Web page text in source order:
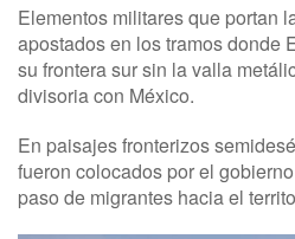
Elementos militares que portan
apostados en los tramos donde
su frontera sur sin la valla
divisoria con México.
En paisajes fronterizos
fueron colocados por el
paso de migrantes hacia el